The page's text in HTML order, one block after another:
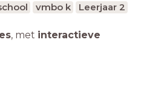
vmbo k Leerjaar 2
, met interactieve